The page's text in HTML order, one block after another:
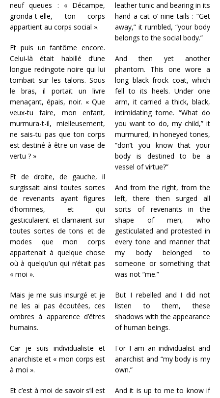
neuf queues : « Décampe,
gronda-t-elle, ton corps
appartient au corps social ».
Et puis un fantôme encore.
Celui-là était habillé d’une
longue redingote noire qui lui
tombait sur les talons. Sous
le bras, il portait un livre
menaçant, épais, noir. « Que
veux-tu faire, mon enfant,
murmura-t-il, mielleusement,
ne sais-tu pas que ton corps
est destiné à être un vase de
vertu ? »
Et de droite, de gauche, il
surgissait ainsi toutes sortes
de revenants ayant figures
d’hommes, et qui
gesticulaient et clamaient sur
toutes sortes de tons et de
modes que mon corps
appartenait à quelque chose
où à quelqu’un qui n’était pas
« moi ».
Mais je me suis insurgé et je
ne les ai pas écoutées, ces
ombres à apparence d’êtres
humains.
Car je suis individualiste et
anarchiste et « mon corps est
à moi ».
Et c’est à moi de savoir s’il est
leather tunic and bearing in its
hand a cat o’ nine tails : “Get
away,” it rumbled, “your body
belongs to the social body.”
And then yet another
phantom. This one wore a
long black frock coat, which
fell to its heels. Under one
arm, it carried a thick, black,
intimidating tome. “What do
you want to do, my child,” it
murmured, in honeyed tones,
“don’t you know that your
body is destined to be a
vessel of virtue?”
And from the right, from the
left, there then surged all
sorts of revenants in the
shape of men, who
gesticulated and protested in
every tone and manner that
my body belonged to
someone or something that
was not “me.”
But I rebelled and I did not
listen to them, these
shadows with the appearance
of human beings.
For I am an individualist and
anarchist and “my body is my
own.”
And it is up to me to know if